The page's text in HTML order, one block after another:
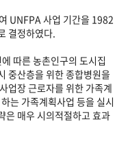
UNFPA 사업 기간을 1982
결정하였다.
따른 농촌인구의 도시집
중산층을 위한 종합병원을
업장 근로자를 위한 가족계
는 가족계획사업 등을 실시
은 매우 시의적절하고 효과